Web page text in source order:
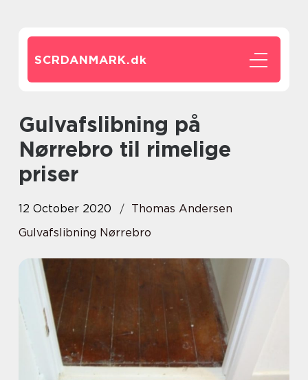
SCRDANMARK.dk
Gulvafslibning på
Nørrebro til rimelige
priser
12 October 2020
Thomas Andersen
Gulvafslibning Nørrebro